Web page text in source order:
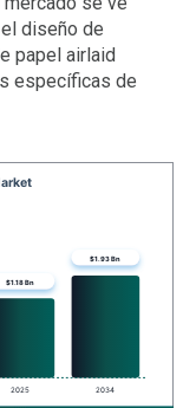
diseño de
papel airlaid
específicas de